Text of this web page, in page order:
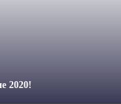
2020!